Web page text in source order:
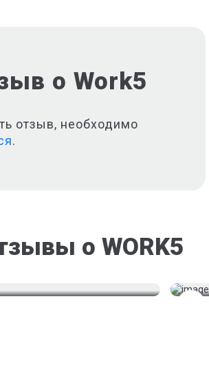
о Work5
отзыв, необходимо
.
о WORK5
на отлично!»